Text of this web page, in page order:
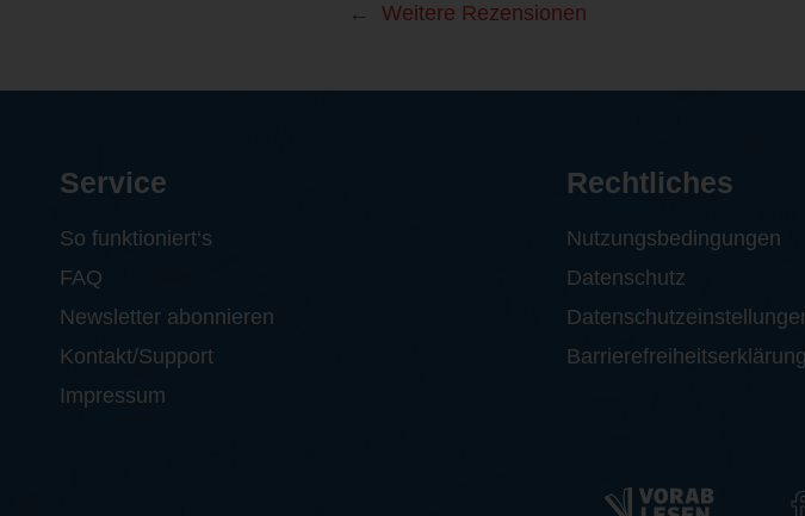
Weitere Rezensionen
Service
So funktioniert‘s
FAQ
Newsletter abonnieren
Kontakt/Support
Impressum
Rechtliches
Nutzungsbedingungen
Datenschutz
Barrierefreiheitserklärung